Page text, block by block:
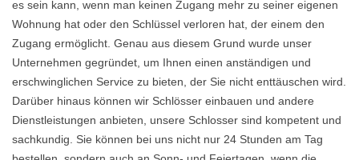
es sein kann, wenn man keinen Zugang mehr zu seiner eigenen
Wohnung hat oder den Schlüssel verloren hat, der einem den
Zugang ermöglicht. Genau aus diesem Grund wurde unser
Unternehmen gegründet, um Ihnen einen anständigen und
erschwinglichen Service zu bieten, der Sie nicht enttäuschen wird.
Darüber hinaus können wir Schlösser einbauen und andere
Dienstleistungen anbieten, unsere Schlosser sind kompetent und
sachkundig. Sie können bei uns nicht nur 24 Stunden am Tag